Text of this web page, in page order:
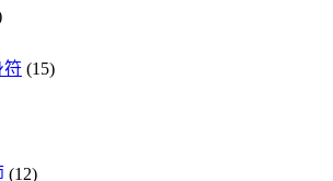
符 (15)
(12)